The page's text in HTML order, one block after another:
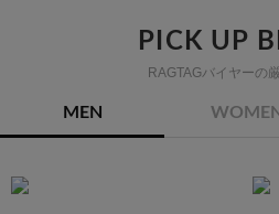
PICK UP
RAGTAGバイヤーの
MEN WOMEN